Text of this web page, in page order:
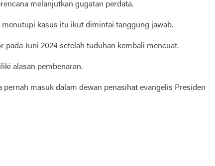
melanjutkan gugatan perdata.
kasus itu ikut dimintai tanggung jawab.
Juni 2024 setelah tuduhan kembali mencuat.
alasan pembenaran.
masuk dalam dewan penasihat evangelis Presiden